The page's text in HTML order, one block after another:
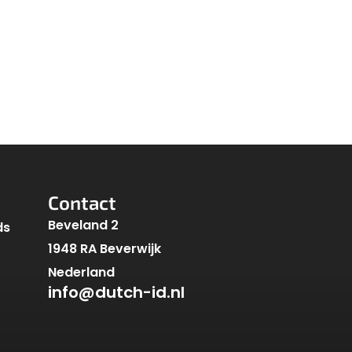
Contact
Beveland 2
1948 RA Beverwijk
Nederland
info@dutch-id.nl